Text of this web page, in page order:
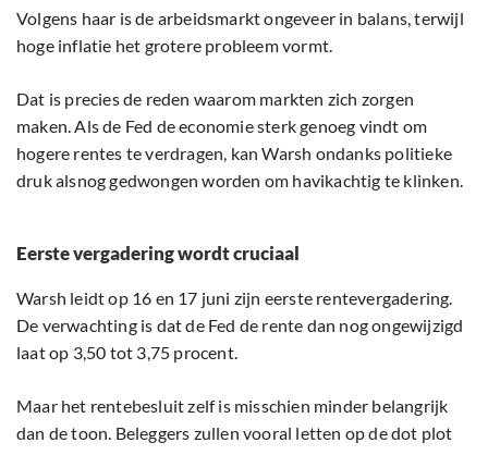
Volgens haar is de arbeidsmarkt ongeveer in balans, terwijl
hoge inflatie het grotere probleem vormt.
Dat is precies de reden waarom markten zich zorgen
maken. Als de Fed de economie sterk genoeg vindt om
hogere rentes te verdragen, kan Warsh ondanks politieke
druk alsnog gedwongen worden om havikachtig te klinken.
Eerste vergadering wordt cruciaal
Warsh leidt op 16 en 17 juni zijn eerste rentevergadering.
De verwachting is dat de Fed de rente dan nog ongewijzigd
laat op 3,50 tot 3,75 procent.
Maar het rentebesluit zelf is misschien minder belangrijk
dan de toon. Beleggers zullen vooral letten op de dot plot